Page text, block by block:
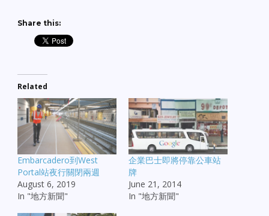
Share this:
Related
Embarcadero到West
Portal站夜行關閉兩週
August 6, 2019
In "地方新聞"
企業巴士即將停靠公車站
牌
June 21, 2014
In "地方新聞"